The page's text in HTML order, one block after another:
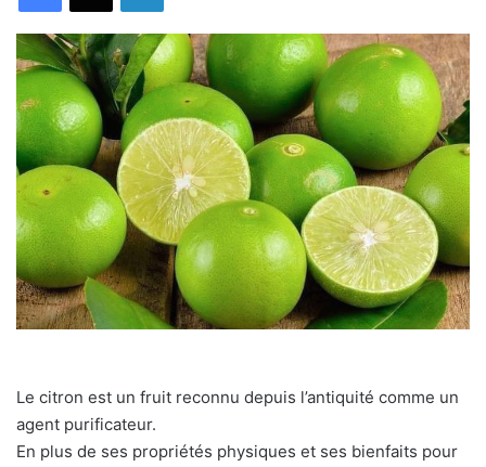
Le citron est un fruit reconnu depuis l’antiquité comme un
agent purificateur.
En plus de ses propriétés physiques et ses bienfaits pour